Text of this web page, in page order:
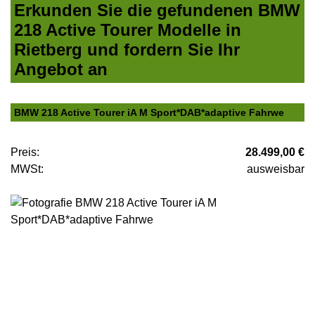
Erkunden Sie die gefundenen BMW
218 Active Tourer Modelle in
Rietberg und fordern Sie Ihr
Angebot an
BMW 218 Active Tourer iA M Sport*DAB*adaptive Fahrwe
Preis:
28.499,00 €
MWSt:
ausweisbar